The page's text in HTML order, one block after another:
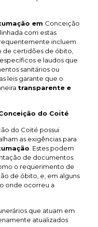
em Conceição
com estas
incluem
de certidões de óbito,
e laudos que
sanitários ou
leis garante que o
transparente e
do Coité
do Coité possui
as exigências para
. Estes podem
de documentos
o requerimento de
de óbito, e, em alguns
onde ocorreu a
que atuam em
atualizados